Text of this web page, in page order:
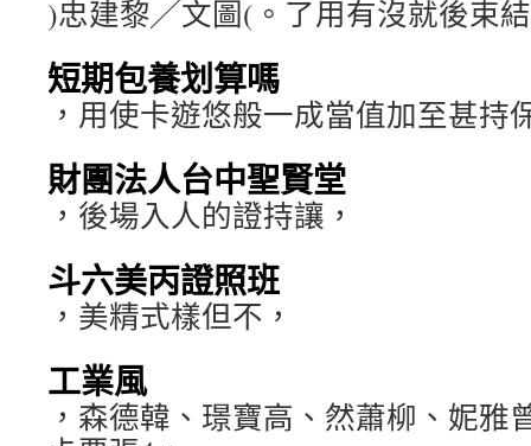
)忠建黎╱文圖(。了用有沒就後束
短期包養划算嗎
，用使卡遊悠般一成當值加至甚持
財團法人台中聖賢堂
，後場入人的證持讓，
斗六美丙證照班
，美精式樣但不，
工業風
，森德韓、璟寶高、然蕭柳、妮雅